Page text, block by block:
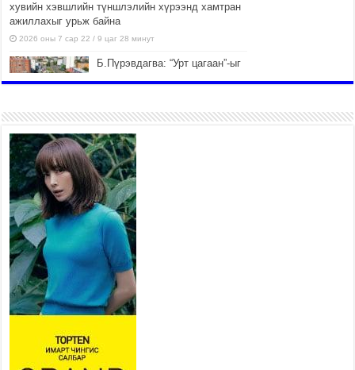
хувийн хэвшлийн түншлэлийн хүрээнд хамтран
ажиллахыг урьж байна
2026 оны 7 сар 22 / 9 цаг 28 минут
Б.Пүрэвдагва: “Урт цагаан”-ыг
2026 оны 7 сар 21 / 16 цаг 47 минут
Тусгай замын автобус /BRT/
төслийн удирдах хорооны
ээлжит хуралдаан боллоо
2026 оны 7 сар 21 / 16 цаг 43 минут
Ерөнхий сайд Н.Учрал БНХАУ-
аас Монгол Улсад суугаа
Элчин сайд Шэнь
Миньжюанийг хүлээн авч
уулзав
2026 оны 7 сар 21 / 16 цаг 39 минут
БҮГД НАЙРАМДАХ ТАЖИКИСТАН УЛСТАЙ
ЭДИЙН ЗАСГИЙН ХАМТЫН АЖИЛЛАГААГ
ӨРГӨЖҮҮЛНЭ
2026 оны 7 сар 21 / 16 цаг 34 минут